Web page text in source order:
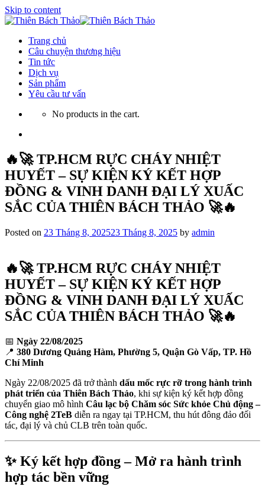
Skip to content
Trang chủ
Câu chuyện thương hiệu
Tin tức
Dịch vụ
Sản phẩm
Yêu cầu tư vấn
No products in the cart.
🔥🚀 TP.HCM RỰC CHÁY NHIỆT
HUYẾT – SỰ KIỆN KÝ KẾT HỢP
ĐỒNG & VINH DANH ĐẠI LÝ XUẤC
SẮC CỦA THIÊN BÁCH THẢO 🚀🔥
Posted on 23 Tháng 8, 202523 Tháng 8, 2025 by admin
🔥🚀 TP.HCM RỰC CHÁY NHIỆT
HUYẾT – SỰ KIỆN KÝ KẾT HỢP
ĐỒNG & VINH DANH ĐẠI LÝ XUẤC
SẮC CỦA THIÊN BÁCH THẢO 🚀🔥
📅 Ngày 22/08/2025
📍 380 Dương Quảng Hàm, Phường 5, Quận Gò Vấp, TP. Hồ
Chí Minh
Ngày 22/08/2025 đã trở thành dấu mốc rực rỡ trong hành trình
phát triển của Thiên Bách Thảo, khi sự kiện ký kết hợp đồng
chuyển giao mô hình Câu lạc bộ Chăm sóc Sức khỏe Chủ động –
Công nghệ 2TeB diễn ra ngay tại TP.HCM, thu hút đông đảo đối
tác, đại lý và chủ CLB trên toàn quốc.
✨ Ký kết hợp đồng – Mở ra hành trình
hợp tác bền vững